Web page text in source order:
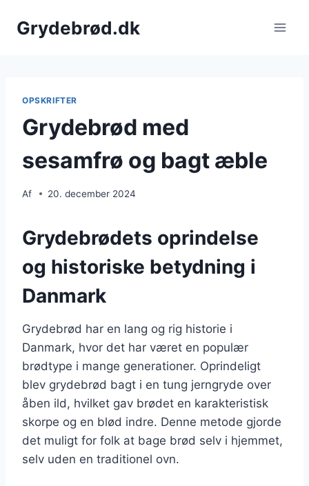
Grydebrød.dk
OPSKRIFTER
Grydebrød med
sesamfrø og bagt æble
Af 20. december 2024
Grydebrødets oprindelse
og historiske betydning i
Danmark
Grydebrød har en lang og rig historie i
Danmark, hvor det har været en populær
brødtype i mange generationer. Oprindeligt
blev grydebrød bagt i en tung jerngryde over
åben ild, hvilket gav brødet en karakteristisk
skorpe og en blød indre. Denne metode gjorde
det muligt for folk at bage brød selv i hjemmet,
selv uden en traditionel ovn.